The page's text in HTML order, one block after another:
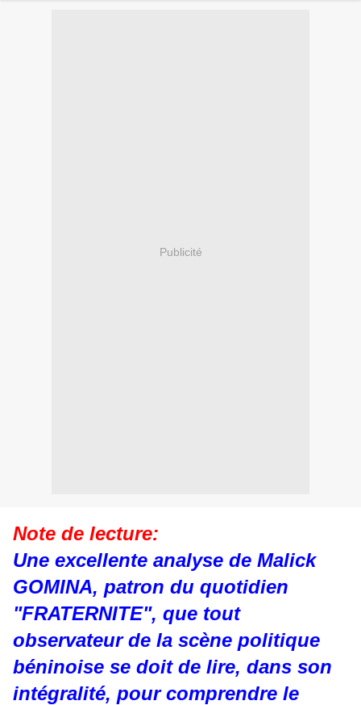
Publicité
Note de lecture:
Une excellente analyse de Malick
GOMINA, patron du quotidien
"FRATERNITE", que tout
observateur de la scène politique
béninoise se doit de lire, dans son
intégralité, pour comprendre le